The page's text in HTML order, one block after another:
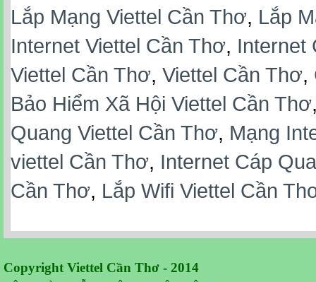
Lắp Mạng Viettel Cần Thơ, Lắp
Internet Viettel Cần Thơ, Internet
Viettel Cần Thơ, Viettel Cần Thơ,
Bảo Hiểm Xã Hội Viettel Cần Thơ
Quang Viettel Cần Thơ, Mạng
viettel Cần Thơ, Internet Cáp
Cần Thơ, Lắp Wifi Viettel Cần
Copyright Viettel Cần Thơ - 2014